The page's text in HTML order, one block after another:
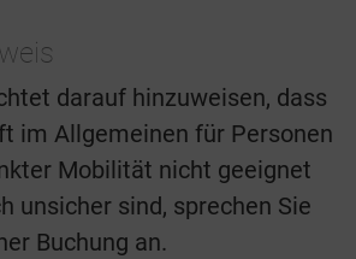
darauf hinzuweisen, dass
im Allgemeinen für Personen
Mobilität nicht geeignet
unsicher sind, sprechen Sie
Buchung an.